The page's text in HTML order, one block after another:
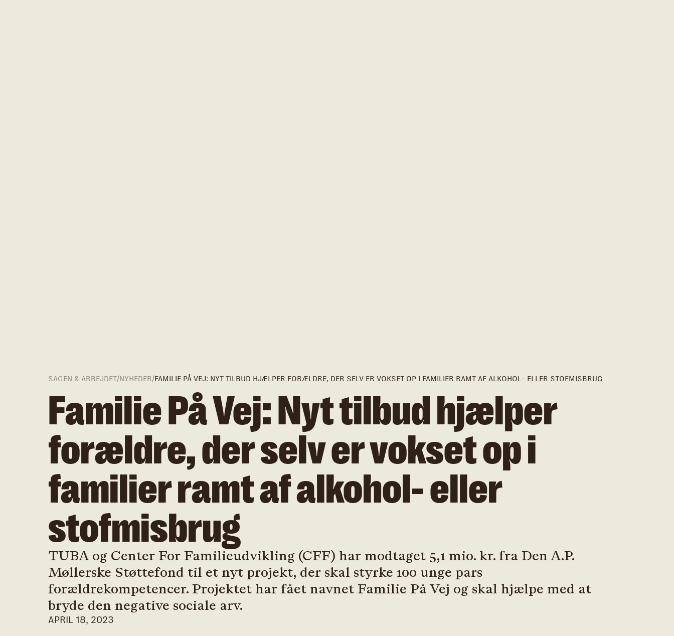
SAGEN & ARBEJDET/NYHEDER/FAMILIE PÅ VEJ: NYT TILBUD HJÆLPER FORÆLDRE, DER SELV ER VOKSET OP I FAMILIER RAMT AF ALKOHOL- ELLER STOFMISBRUG
Familie På Vej: Nyt tilbud hjælper
forældre, der selv er vokset op i
familier ramt af alkohol- eller
stofmisbrug
TUBA og Center For Familieudvikling (CFF) har modtaget 5,1 mio. kr. fra Den A.P.
Møllerske Støttefond til et nyt projekt, der skal styrke 100 unge pars
forældrekompetencer. Projektet har fået navnet Familie På Vej og skal hjælpe med at
bryde den negative sociale arv.
APRIL 18, 2023